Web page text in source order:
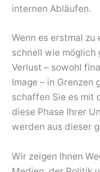
internen Abläufen.
Wenn es erstmal zu
schnell wie
Verlust – sowohl
Image – in Grenzen
schaffen Sie es mit
diese Phase Ihrer
werden aus dieser
Wir zeigen Ihnen